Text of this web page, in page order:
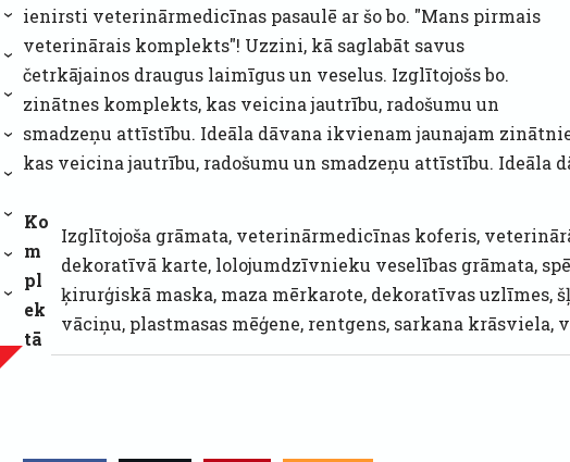
›
›
›
›
›
›
›
›
ienirsti veterinārmedicīnas pasaulē ar šo bo. "Mans pirmais
veterinārais komplekts"! Uzzini, kā saglabāt savus
četrkājainos draugus laimīgus un veselus. Izglītojošs bo.
zinātnes komplekts, kas veicina jautrību, radošumu un
smadzeņu attīstību. Ideāla dāvana ikvienam jaunajam
kas veicina jautrību, radošumu un smadzeņu attīstību. Ideāla
Ko
m
pl
ek
tā
Izglītojoša grāmata, veterinārmedicīnas koferis,
dekoratīvā karte, lolojumdzīvnieku veselības grāmata,
ķirurģiskā maska, maza mērkarote, dekoratīvas uzlīmes,
vāciņu, plastmasas mēģene, rentgens, sarkana krāsviela,